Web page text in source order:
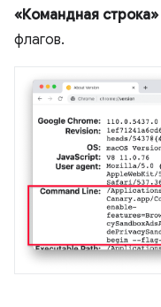
«Командная строка»
флагов.